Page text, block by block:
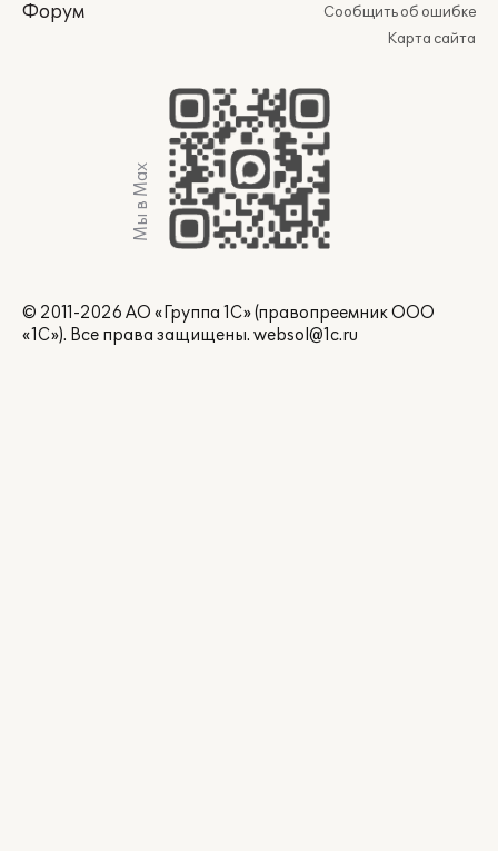
Форум
Сообщить об ошибке
Карта сайта
Мы в Max
© 2011-2026 АО «Группа 1С» (правопреемник ООО
«1С»). Все права защищены. websol@1c.ru